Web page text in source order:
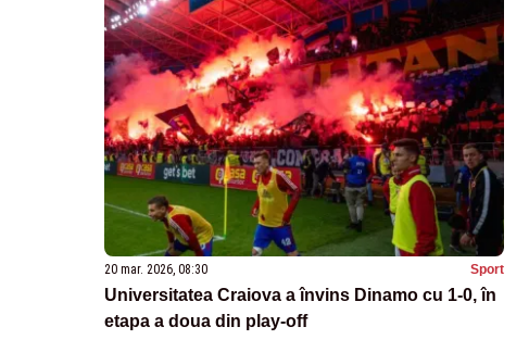
20 mar. 2026, 08:30 Sport
Universitatea Craiova a învins Dinamo cu 1-0, în
etapa a doua din play-off